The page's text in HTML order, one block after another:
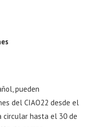
pueden
del CIAO22 desde el
circular hasta el 30 de